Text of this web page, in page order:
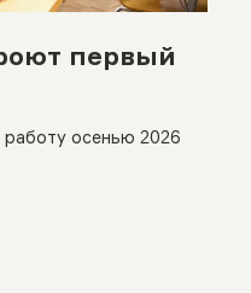
первый
работу осенью 2026